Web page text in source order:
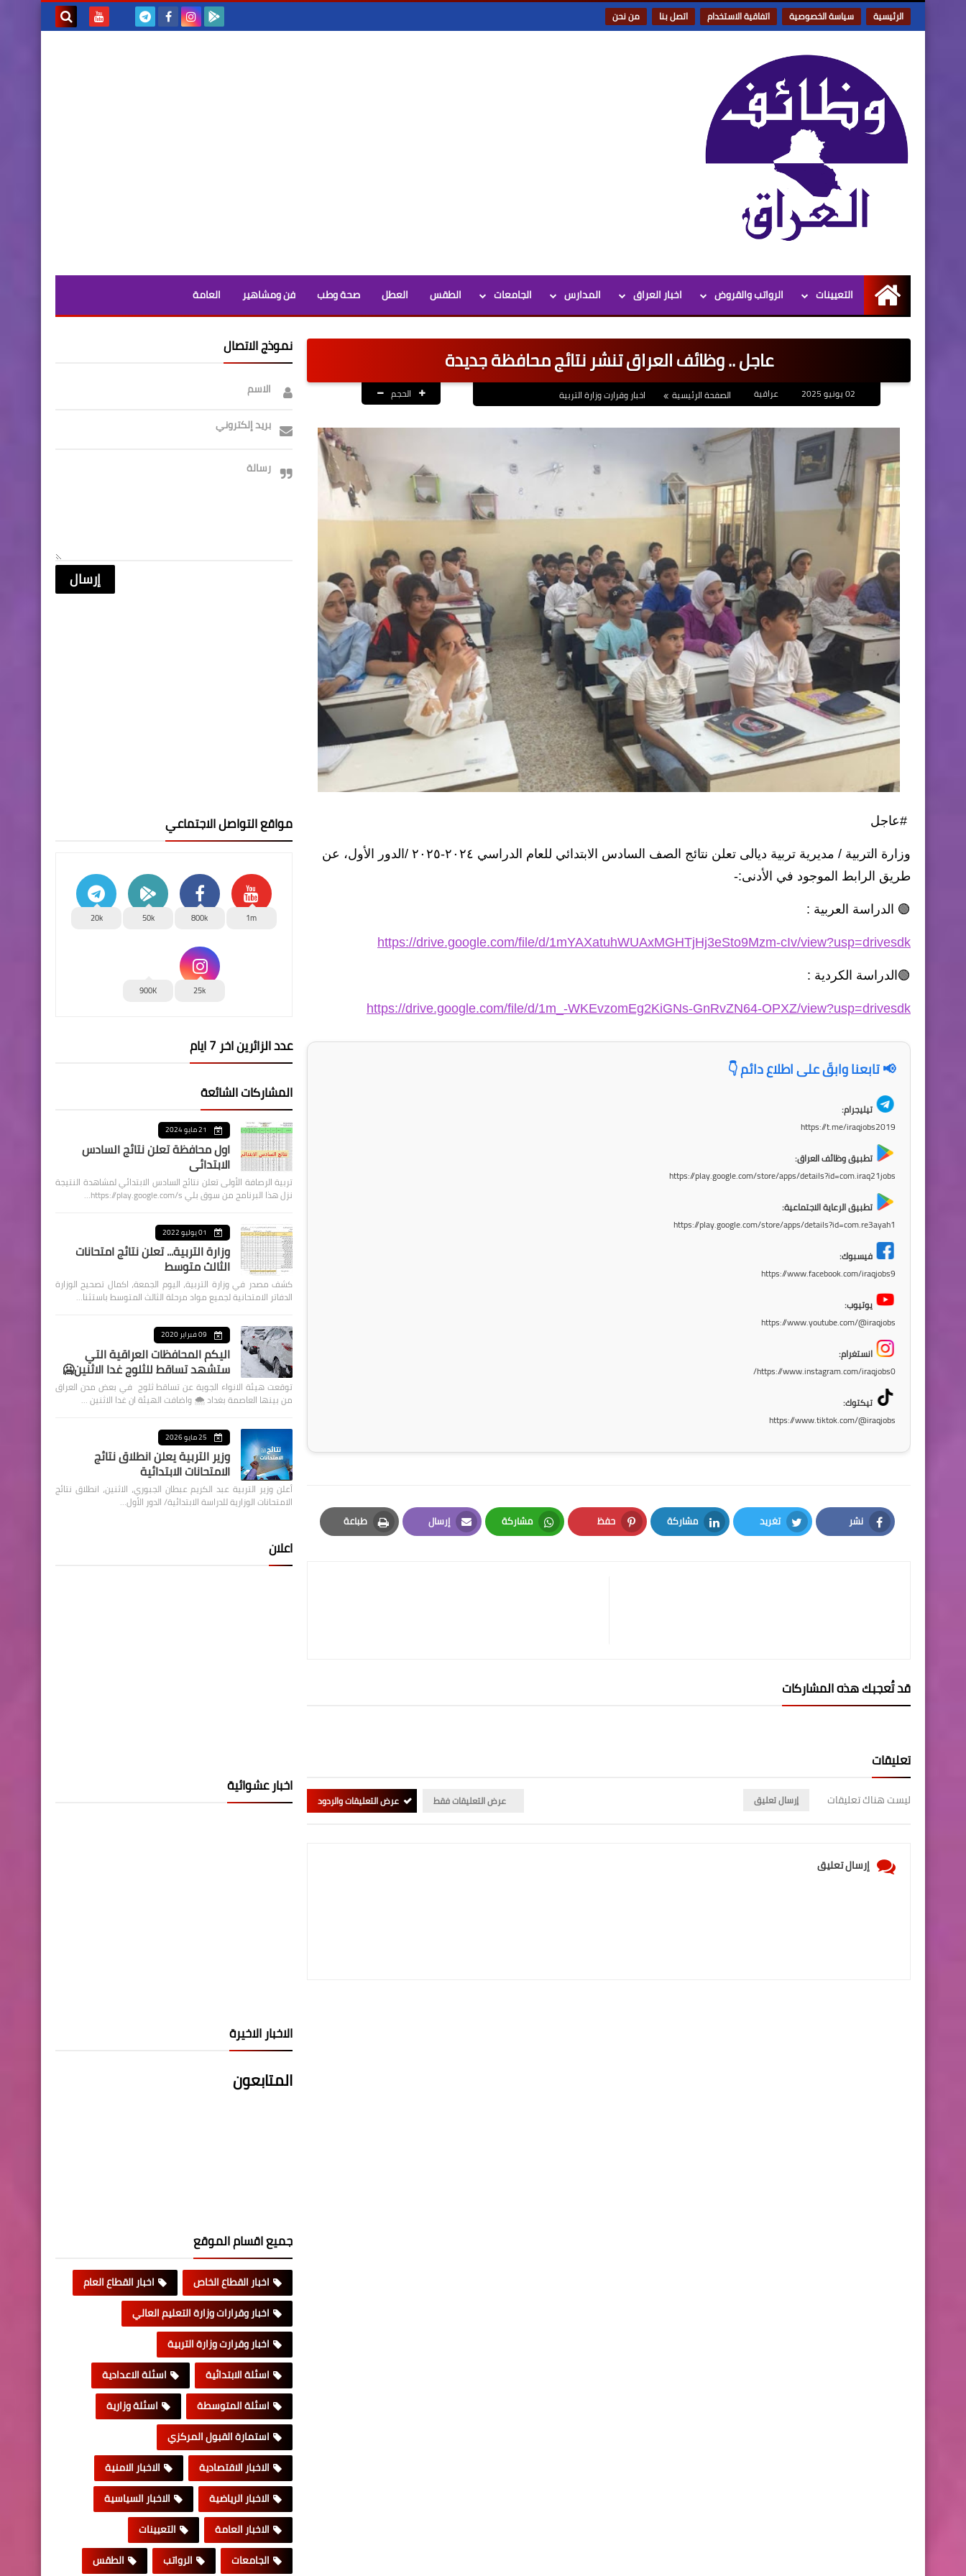
الرئيسية سياسة الخصوصية اتفاقية الاستخدام اتصل بنا من نحن
الرئيسية
التعيينات الرواتب والقروض اخبار العراق المدارس الجامعات الطقس العطل صحة وطب فن ومشاهير العامة
عاجل .. وظائف العراق تنشر نتائج محافظة جديدة
عراقية الصفحة الرئيسية اخبار وقرارت وزارة التربية الحجم
#عاجل
وزارة التربية / مديرية تربية ديالى تعلن نتائج الصف السادس الابتدائي للعام الدراسي ٢٠٢٤-٢٠٢٥ /الدور الأول، عن
طريق الرابط الموجود في الأدنى:-
🟢 الدراسة العربية :
https://drive.google.com/file/d/1mYAXatuhWUAxMGHTjHj3eSto9Mzm-cIv/view?usp=drivesdk
🟢الدراسة الكردية :
https://drive.google.com/file/d/1m_-WKEvzomEg2KiGNs-GnRvZN64-OPXZ/view?usp=drivesdk
📢 تابعنا وابقَ على اطلاع دائم 👇
تيليجرام:
https://t.me/iraqjobs2019
تطبيق وظائف العراق:
https://play.google.com/store/apps/details?id=com.iraq21jobs
تطبيق الرعاية الاجتماعية:
https://play.google.com/store/apps/details?id=com.re3ayah1
فيسبوك:
https://www.facebook.com/iraqjobs9
يوتيوب:
https://www.youtube.com/@iraqjobs
انستغرام:
https://www.instagram.com/iraqjobs0/
تيكتوك:
https://www.tiktok.com/@iraqjobs
نشر
Facebook
تغريد
Twitter
مشاركة
LinkedIn
حفظ
Pinterest
مشاركة
Whatsapp
إرسال
Email
طباعة
Print
قد تُعجبك هذه المشاركات
تعليقات
ليست هناك تعليقات إرسال تعليق عرض التعليقات فقط عرض التعليقات والردود
إرسال تعليق
نموذج الاتصال
الاسم
بريد إلكتروني
رسالة
مواقع التواصل الاجتماعي
1m
800k
50k
20k
25k
900K
عدد الزائرين اخر 7 ايام
المشاركات الشائعة
21 مايو 2024
اول محافظة تعلن نتائج السادس
الابتدائي
تربية الرصافة الأولى تعلن نتائج السادس الابتدائي لمشاهدة النتيجة
نزل هذا البرنامج من سوق بلي https://play.google.com/s…
01 يوليو 2022
وزارة التربية... تعلن نتائج امتحانات
الثالث متوسط
كشف مصدر في وزارة التربية، اليوم الجمعة، اكمال تصحيح الوزارة
الدفاتر الامتحانية لجميع مواد مرحلة الثالث المتوسط باستثنا…
09 فبراير 2020
اليكم المحافظات العراقية التي
ستشهد تساقط للثلوج غدا الاثنين🥶
توقعت هيئة الانواء الجوية عن تساقط ثلوج في بعض مدن العراق
من بينها العاصمة بغداد ⁦🌨️⁩ واضافت الهيئة ان غدا الاثنين …
25 مايو 2026
وزير التربية يعلن انطلاق نتائج
الامتحانات الابتدائية
أعلن وزير التربية عبد الكريم عبطان الجبوري، الاثنين، انطلاق نتائج
الامتحانات الوزارية للدراسة الابتدائية/ الدور الأول…
اعلان
اخبار عشوائية
الاخبار الاخيرة
المتابعون
جميع اقسام الموقع
اخبار القطاع الخاص
اخبار القطاع العام
اخبار وقرارات وزارة التعليم العالي
اخبار وقرارت وزارة التربية
اسئلة الابتدائية
اسئلة الاعدادية
اسئلة المتوسطة
اسئلة وزارية
استمارة القبول المركزي
الاخبار الاقتصادية
الاخبار الامنية
الاخبار الرياضية
الاخبار السياسية
الاخبار العامة
التعيينات
الجامعات
الرواتب الطقس